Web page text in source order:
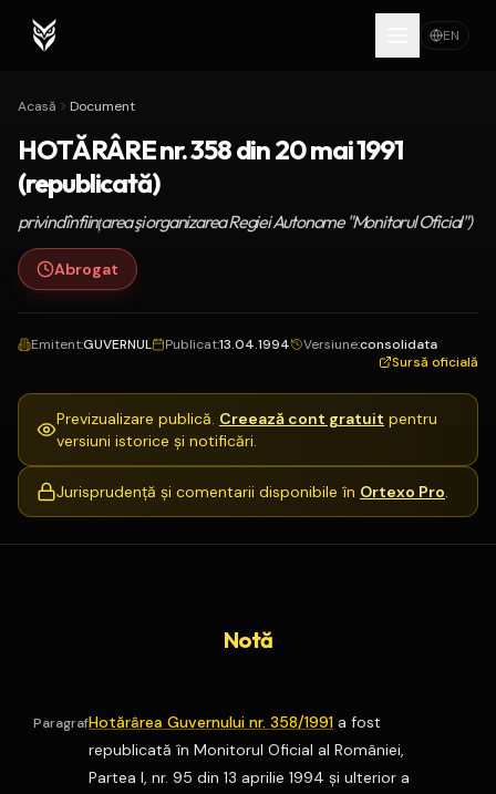
EN
Acasă Document
HOTĂRÂRE nr. 358 din 20 mai 1991
(republicată)
privind înfiinţarea şi organizarea Regiei Autonome "Monitorul Oficial")
Abrogat
Emitent:GUVERNUL Publicat:13.04.1994 Versiune:consolidata
Sursă oficială
Previzualizare publică. Creează cont gratuit pentru
versiuni istorice și notificări.
Jurisprudență și comentarii disponibile în Ortexo Pro.
Notă
ParagrafHotărârea Guvernului nr. 358/1991 a fost
republicată în Monitorul Oficial al României,
Partea I, nr. 95 din 13 aprilie 1994 şi ulterior a